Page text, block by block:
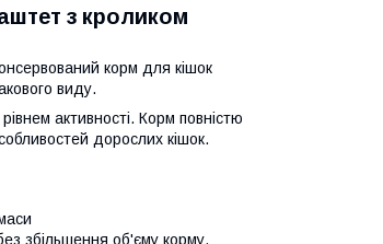
з кроликом
корм для кішок
виду.
активності. Корм повністю
дорослих кішок.
збільшення об'єму корму.